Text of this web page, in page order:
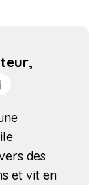
des
et vit en